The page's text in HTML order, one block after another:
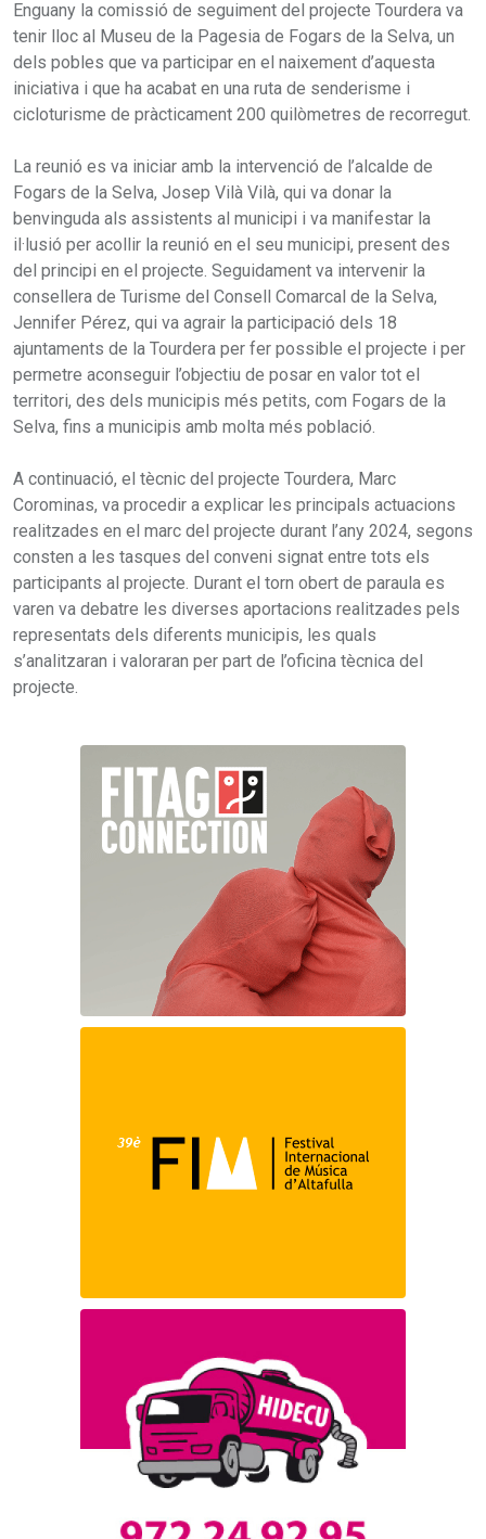
Enguany la comissió de seguiment del projecte Tourdera va
tenir lloc al Museu de la Pagesia de Fogars de la Selva, un
dels pobles que va participar en el naixement d’aquesta
iniciativa i que ha acabat en una ruta de senderisme i
cicloturisme de pràcticament 200 quilòmetres de recorregut.
La reunió es va iniciar amb la intervenció de l’alcalde de
Fogars de la Selva, Josep Vilà Vilà, qui va donar la
benvinguda als assistents al municipi i va manifestar la
il·lusió per acollir la reunió en el seu municipi, present des
del principi en el projecte. Seguidament va intervenir la
consellera de Turisme del Consell Comarcal de la Selva,
Jennifer Pérez, qui va agrair la participació dels 18
ajuntaments de la Tourdera per fer possible el projecte i per
permetre aconseguir l’objectiu de posar en valor tot el
territori, des dels municipis més petits, com Fogars de la
Selva, fins a municipis amb molta més població.
A continuació, el tècnic del projecte Tourdera, Marc
Corominas, va procedir a explicar les principals actuacions
realitzades en el marc del projecte durant l’any 2024, segons
consten a les tasques del conveni signat entre tots els
participants al projecte. Durant el torn obert de paraula es
varen va debatre les diverses aportacions realitzades pels
representats dels diferents municipis, les quals
s’analitzaran i valoraran per part de l’oficina tècnica del
projecte.